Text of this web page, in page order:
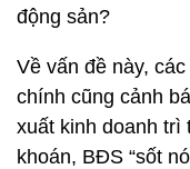
động sản?
Về vấn đề này,
chính cũng cảnh
xuất kinh doanh
khoán, BĐS “sốt